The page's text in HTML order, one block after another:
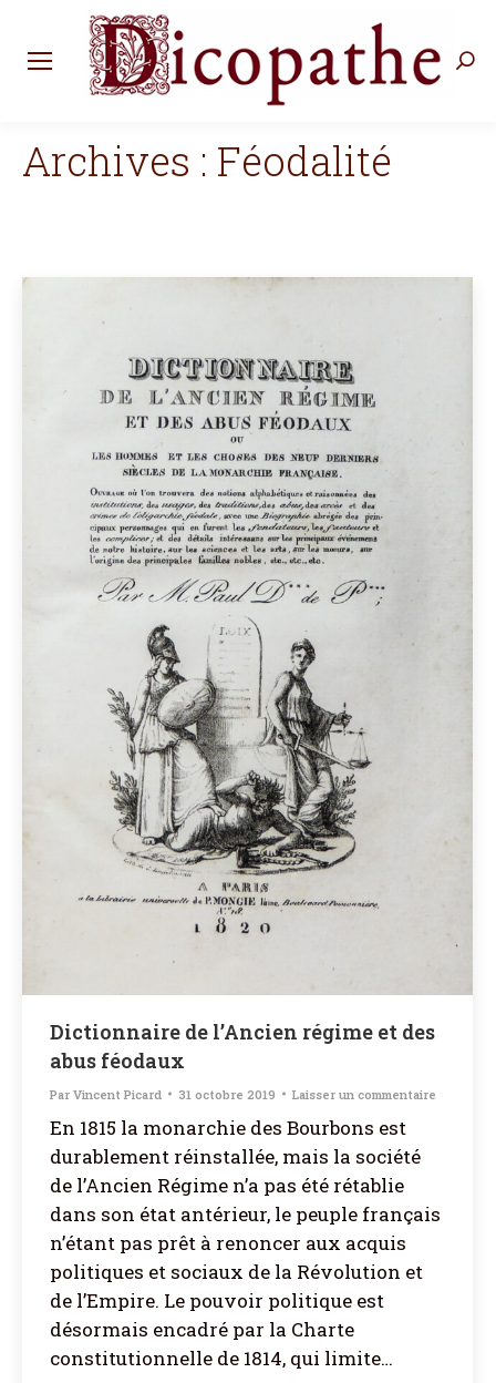
Archives : Féodalité
Dictionnaire de l’Ancien régime et des
abus féodaux
Par Vincent Picard 31 octobre 2019 Laisser un commentaire
En 1815 la monarchie des Bourbons est
durablement réinstallée, mais la société
de l’Ancien Régime n’a pas été rétablie
dans son état antérieur, le peuple français
n’étant pas prêt à renoncer aux acquis
politiques et sociaux de la Révolution et
de l’Empire. Le pouvoir politique est
désormais encadré par la Charte
constitutionnelle de 1814, qui limite…